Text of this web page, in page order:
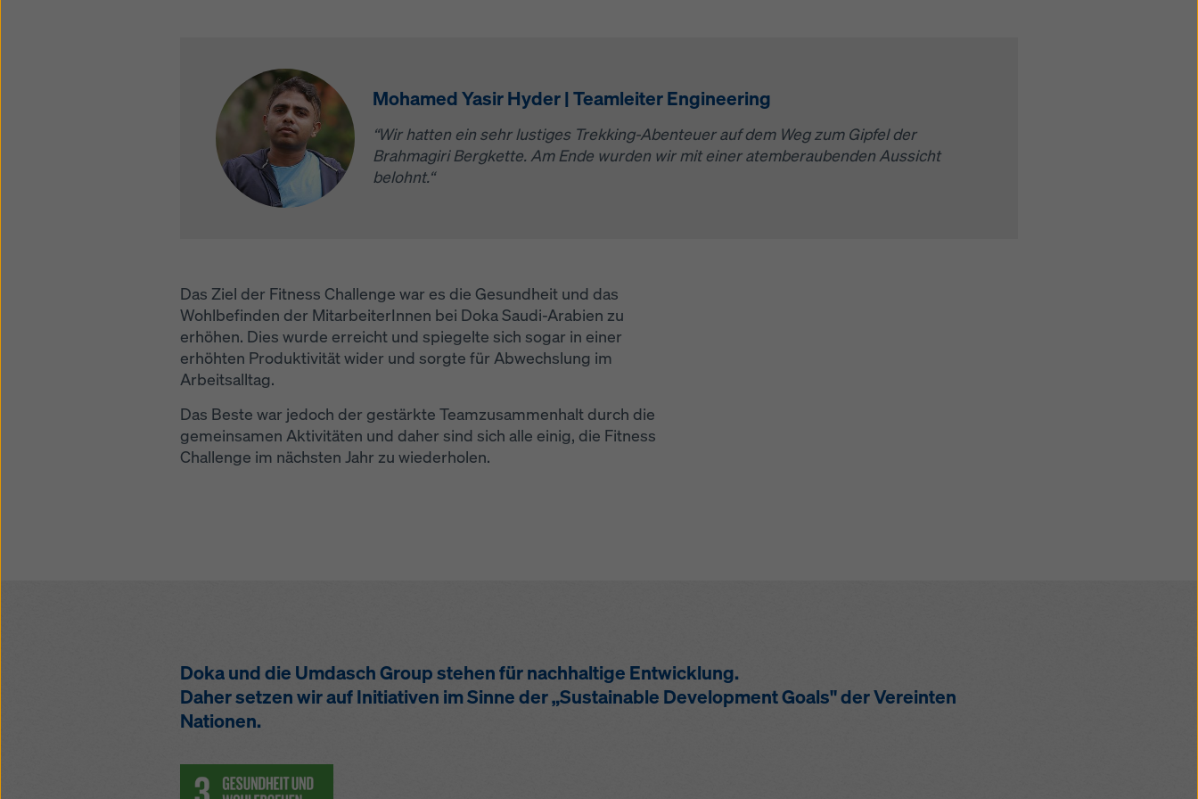
Mohamed Yasir Hyder | Teamleiter Engineering
“Wir hatten ein sehr lustiges Trekking-Abenteuer auf dem Weg zum Gipfel der
Brahmagiri Bergkette. Am Ende wurden wir mit einer atemberaubenden Aussicht
belohnt.“
Das Ziel der Fitness Challenge war es die Gesundheit und das
Wohlbefinden der MitarbeiterInnen bei Doka Saudi-Arabien zu
erhöhen. Dies wurde erreicht und spiegelte sich sogar in einer
erhöhten Produktivität wider und sorgte für Abwechslung im
Arbeitsalltag.
Das Beste war jedoch der gestärkte Teamzusammenhalt durch die
gemeinsamen Aktivitäten und daher sind sich alle einig, die Fitness
Challenge im nächsten Jahr zu wiederholen.
Doka und die Umdasch Group stehen für nachhaltige Entwicklung.
Daher setzen wir auf Initiativen im Sinne der „Sustainable Development Goals" der Vereinten
Nationen.